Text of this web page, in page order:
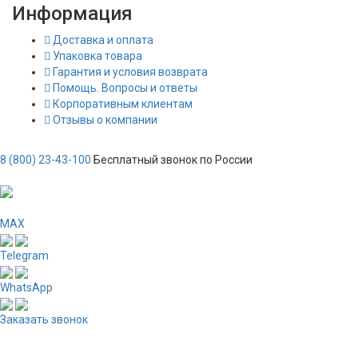
Информация
Доставка и оплата
Упаковка товара
Гарантия и условия возврата
Помощь. Вопросы и ответы
Корпоративным клиентам
Отзывы о компании
8 (800) 23-43-100 Бесплатный звонок по России
MAX
Telegram
WhatsApp
Заказать звонок